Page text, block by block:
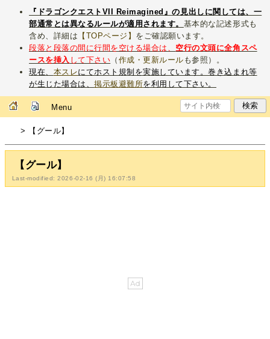
『ドラゴンクエストVII Reimagined』の見出しに関しては、一
部通常とは異なるルールが適用されます。 基本的な記述形式も
含め、詳細は 【TOPページ】 をご確認願います。
段落と段落の間に行間を空ける場合は、 空行の文頭に全角スペ
ースを挿入 して下さい （ 作成・更新ルール も参照）。
現在、 本スレにてホスト規制を実施しています。巻き込まれ等
が生じた場合は、掲示板避難所を利用して下さい。
Menu
> 【グール】
【グール】
Last-modified: 2026-02-16 (月) 16:07:58